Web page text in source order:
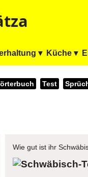
▾ Küche ▾
Test
Wie gut ist ihr